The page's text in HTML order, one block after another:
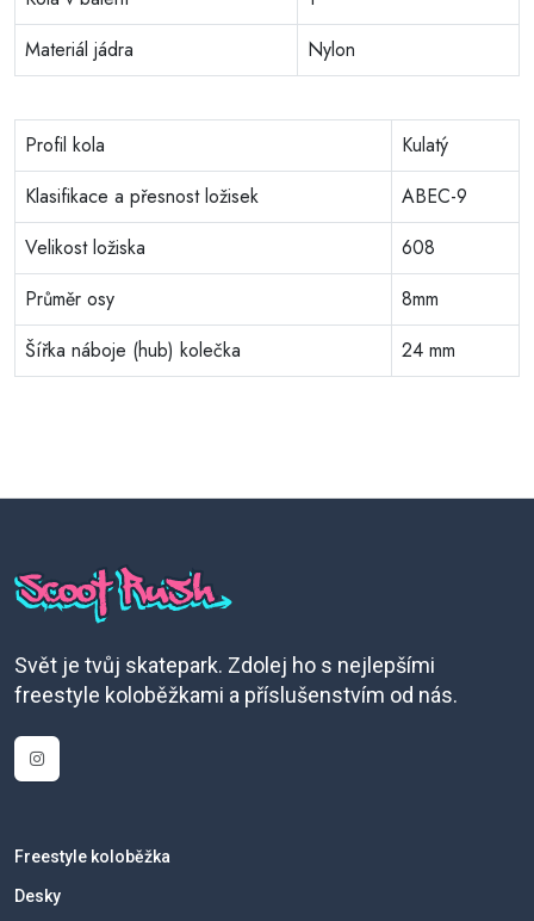
Materiál jádra
Nylon
Profil kola
Kulatý
Klasifikace a přesnost ložisek
ABEC-9
Velikost ložiska
608
Průměr osy
8mm
Šířka náboje (hub) kolečka
24 mm
Svět je tvůj skatepark. Zdolej ho s nejlepšími
freestyle koloběžkami a příslušenstvím od nás.
Freestyle koloběžka
Desky